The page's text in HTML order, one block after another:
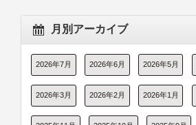
月別アーカイブ
2026年7月 2026年6月 2026年5月
2026年3月 2026年2月 2026年1月